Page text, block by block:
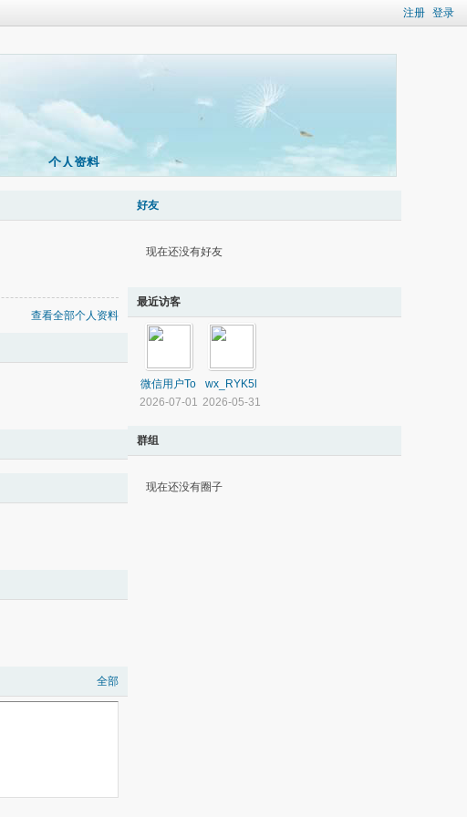
注册 登录
个人资料
查看全部个人资料
全部
好友
现在还没有好友
最近访客
微信用户To
2026-07-01
wx_RYK5l
2026-05-31
群组
现在还没有圈子